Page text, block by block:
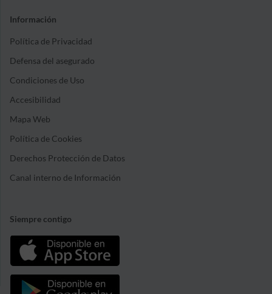
Información
Política de Privacidad
Defensa del asegurado
Condiciones de Uso
Accesibilidad
Mapa Web
Política de Cookies
Derechos Protección de Datos
Canal interno de Información
Siempre contigo